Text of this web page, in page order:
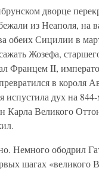
дворце
из Неаполя, на
обеих Сицилии в
Жозефа,
Францем II,
в короля
испустила дух на
Карла Великого
Немного ободрил
шагах «великого